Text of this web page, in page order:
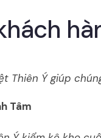
Thiên Ý giúp
Tâm